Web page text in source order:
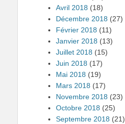
Avril 2018 (18)
Décembre 2018 (27)
Février 2018 (11)
Janvier 2018 (13)
Juillet 2018 (15)
Juin 2018 (17)
Mai 2018 (19)
Mars 2018 (17)
Novembre 2018 (23)
Octobre 2018 (25)
Septembre 2018 (21)